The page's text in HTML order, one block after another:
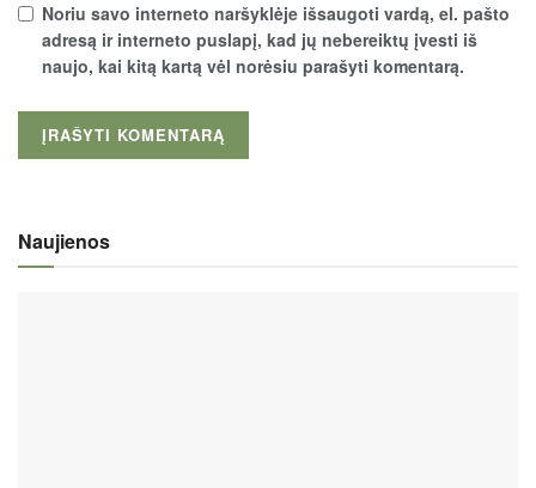
Noriu savo interneto naršyklėje išsaugoti vardą, el. pašto
adresą ir interneto puslapį, kad jų nebereiktų įvesti iš
naujo, kai kitą kartą vėl norėsiu parašyti komentarą.
Naujienos